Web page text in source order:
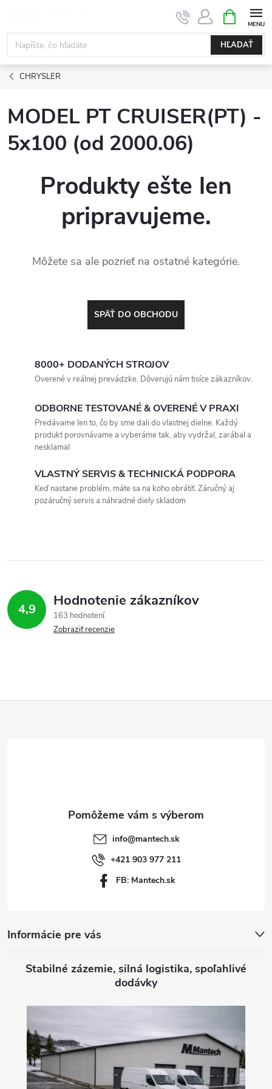
obsah
HĽADAŤ
KOŠÍK
CHRYSLER
MODEL PT CRUISER(PT) -
5x100 (od 2000.06)
Produkty ešte len
pripravujeme.
Môžete sa ale pozrieť na ostatné kategórie.
SPÄŤ DO OBCHODU
8000+ DODANÝCH STROJOV
Overené v reálnej prevádzke. Dôverujú nám tisíce zákazníkov.
ODBORNE TESTOVANÉ & OVERENÉ V PRAXI
Predávame len to, čo by sme dali do vlastnej dielne. Každý
produkt porovnávame a vyberáme tak, aby vydržal, zarábal a
nesklamal
VLASTNÝ SERVIS & TECHNICKÁ PODPORA
Keď nastane problém, máte sa na koho obrátiť. Záručný aj
pozáručný servis a náhradné diely skladom
4,9 Hodnotenie zákazníkov
163 hodnotení
Zobraziť recenzie
info@mantech.sk
+421 903 977 211
FB: Mantech.sk
Informácie pre vás
Stabilné zázemie, silná logistika, spoľahlivé
dodávky